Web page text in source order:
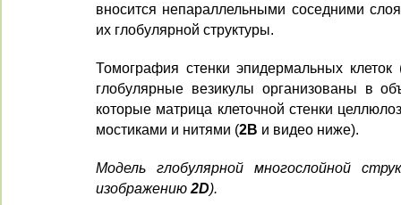
вносится непараллельными соседними
их глобулярной структуры.
Томография стенки эпидермальных клеток
глобулярные везикулы организованы в
которые матрица клеточной стенки
мостиками и нитями (2B и видео ниже).
Модель глобулярной многослойной
изображению 2D).